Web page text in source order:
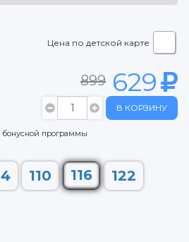
Цена по детской карте
899 629
В КОРЗИНУ
программы
110 116 122